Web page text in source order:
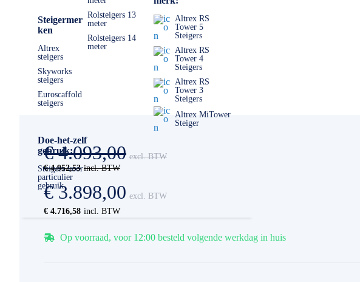
Steigermer
ken
Altrex
steigers
Skyworks
steigers
Euroscaffold
steigers
Doe-het-zelf
gebruik:
Steigers voor
particulier
gebruik
Rolsteigers 13
meter
Rolsteigers 14
meter
Altrex RS
Tower 5
Steigers
Altrex RS
Tower 4
Steigers
Altrex RS
Tower 3
Steigers
Altrex MiTower
Steiger
€ 4.952,53
€ 4.093,00
€ 4.716,58
€ 3.898,00
Op voorraad, voor 12:00 besteld volgende werkdag in huis